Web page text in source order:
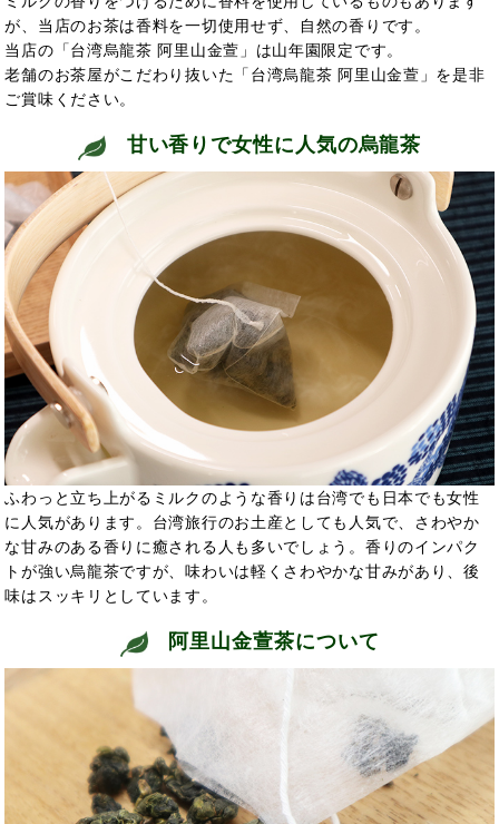
が、当店のお茶は香料を一切使用せず、自然の香りです。
当店の「台湾烏龍茶 阿里山金萱」は山年園限定です。
老舗のお茶屋がこだわり抜いた「台湾烏龍茶 阿里山金萱」を是非
ご賞味ください。
甘い香りで女性に人気の烏龍茶
ふわっと立ち上がるミルクのような香りは台湾でも日本でも女性
に人気があります。台湾旅行のお土産としても人気で、さわやか
な甘みのある香りに癒される人も多いでしょう。香りのインパク
トが強い烏龍茶ですが、味わいは軽くさわやかな甘みがあり、後
味はスッキリとしています。
阿里山金萱茶について